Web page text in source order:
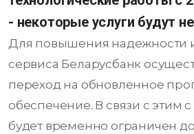
- некоторые услуги будут
Для повышения надежности и
сервиса Беларусбанк
переход на обновленное
обеспечение. В связи с этим
будет временно ограничен